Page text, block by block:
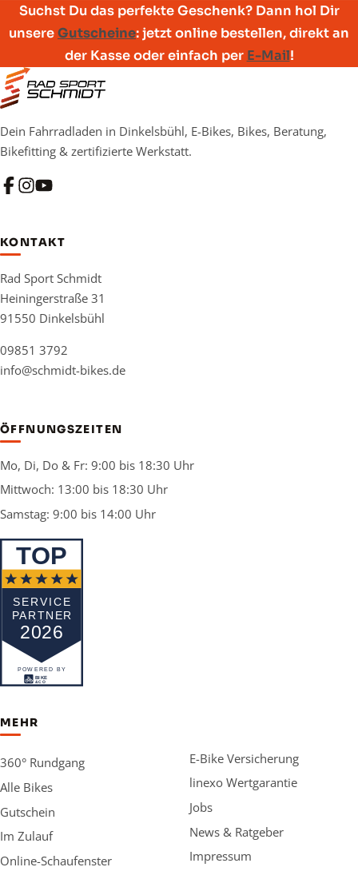
Suchst Du das perfekte Geschenk? Dann hol Dir
unsereGutscheine: jetzt online bestellen, direkt an
der Kasse oder einfach per E-Mail!
Dein Fahrradladen in Dinkelsbühl, E-Bikes, Bikes, Beratung,
Bikefitting & zertifizierte Werkstatt.
KONTAKT
Rad Sport Schmidt
Heiningerstraße 31
91550 Dinkelsbühl
09851 3792
info@schmidt-bikes.de
ÖFFNUNGSZEITEN
Mo, Di, Do & Fr: 9:00 bis 18:30 Uhr
Mittwoch: 13:00 bis 18:30 Uhr
Samstag: 9:00 bis 14:00 Uhr
MEHR
360° Rundgang
Alle Bikes
Gutschein
Im Zulauf
Online-Schaufenster
E-Bike Versicherung
linexo Wertgarantie
Jobs
News & Ratgeber
Impressum